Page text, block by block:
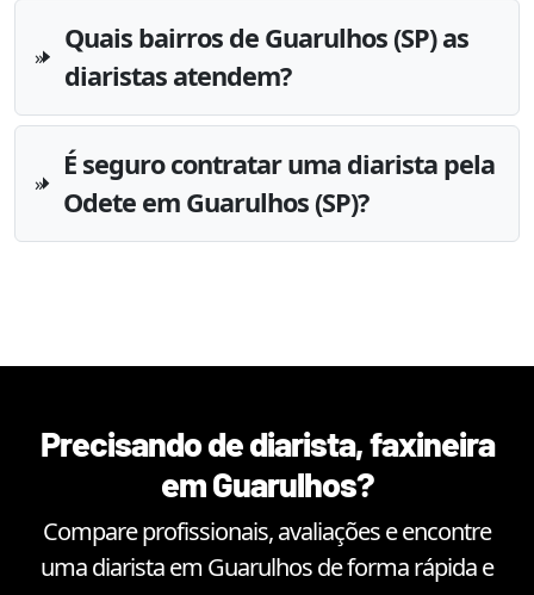
Quais bairros de Guarulhos (SP) as
diaristas atendem?
É seguro contratar uma diarista pela
Odete em Guarulhos (SP)?
Precisando de diarista, faxineira
emGuarulhos?
Compare profissionais, avaliações e encontre
uma diarista em Guarulhosde forma rápida e